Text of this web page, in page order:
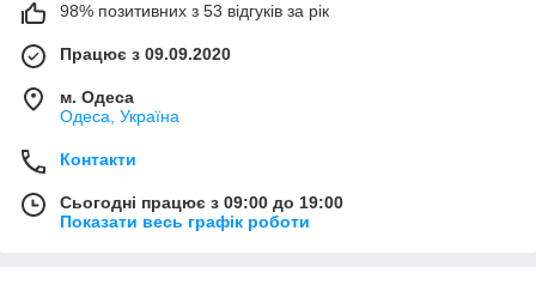
98% позитивних з 53 відгуків за рік
Працює з 09.09.2020
м. Одеса
Одеса, Україна
Контакти
Сьогодні працює з 09:00 до 19:00
Показати весь графік роботи